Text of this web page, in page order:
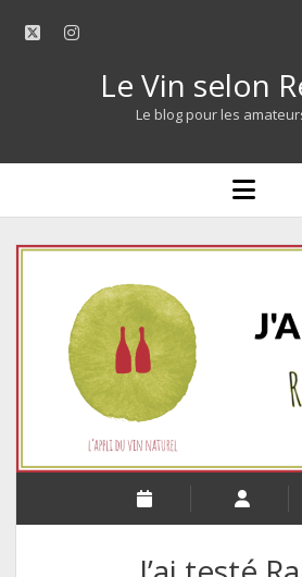
twitterinstagram
Le Vin selon
Le blog pour les
open
menu